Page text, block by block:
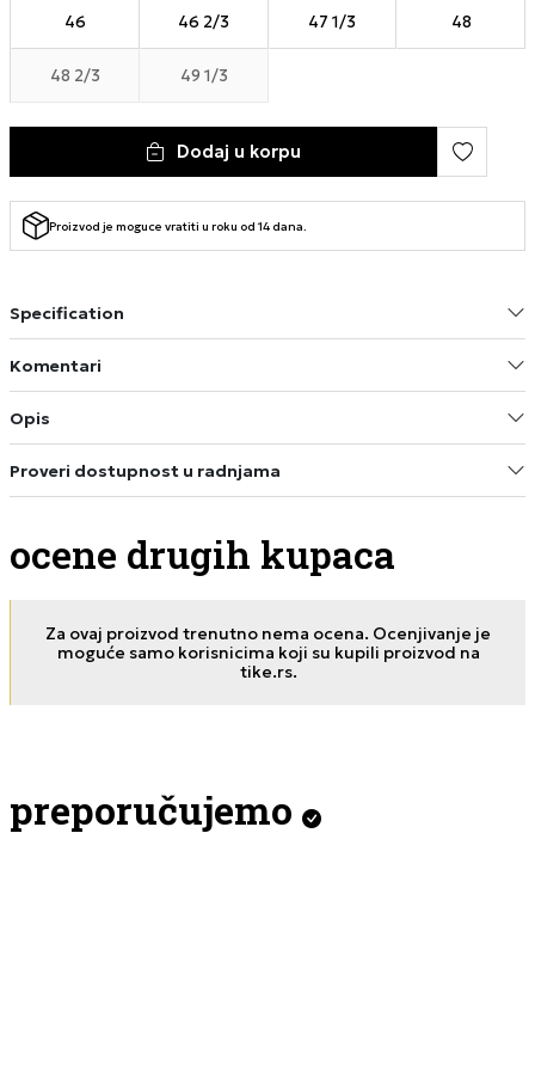
46 46 2/3 47 1/3 48
48 2/3 49 1/3
Dodaj u korpu
Proizvod je moguce vratiti u roku od 14 dana.
Specification
Komentari
Opis
Proveri dostupnost u radnjama
ocene drugih kupaca
Za ovaj proizvod trenutno nema ocena. Ocenjivanje je
moguće samo korisnicima koji su kupili proizvod na
tike.rs.
preporučujemo